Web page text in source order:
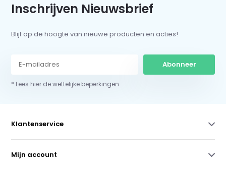
Inschrijven Nieuwsbrief
Blijf op de hoogte van nieuwe producten en acties!
Abonneer
* Lees hier de wettelijke beperkingen
Klantenservice
Mijn account